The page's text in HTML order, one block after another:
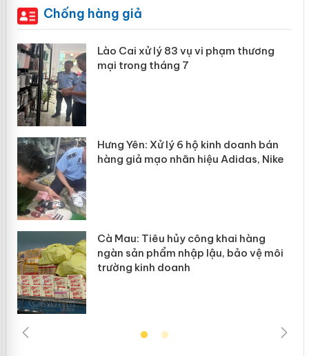
Chống hàng giả
Lào Cai xử lý 83 vụ vi phạm thương
mại trong tháng 7
Hưng Yên: Xử lý 6 hộ kinh doanh bán
hàng giả mạo nhãn hiệu Adidas, Nike
Cà Mau: Tiêu hủy công khai hàng
ngàn sản phẩm nhập lậu, bảo vệ môi
trường kinh doanh